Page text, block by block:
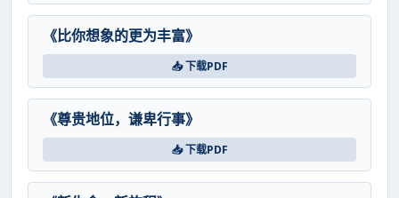
《比你想象的更为丰富》
📥 下载PDF
《尊贵地位，谦卑行事》
📥 下载PDF